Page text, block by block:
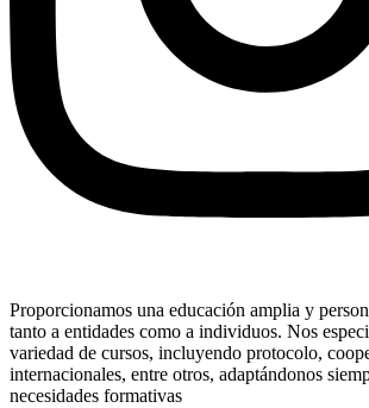
Proporcionamos una educación amplia y
tanto a entidades como a individuos. Nos
variedad de cursos, incluyendo protocolo,
internacionales, entre otros, adaptándonos
necesidades formativas